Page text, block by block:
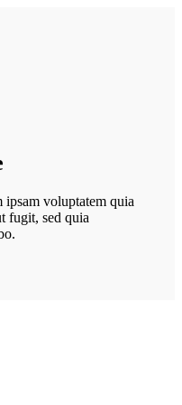
voluptatem quia
fugit, sed quia